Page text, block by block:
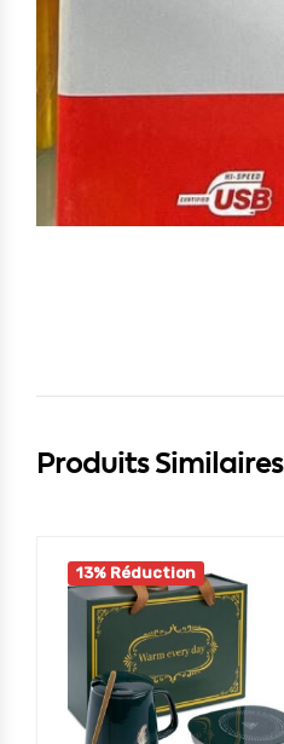
Produits Similaires
13% Réduction